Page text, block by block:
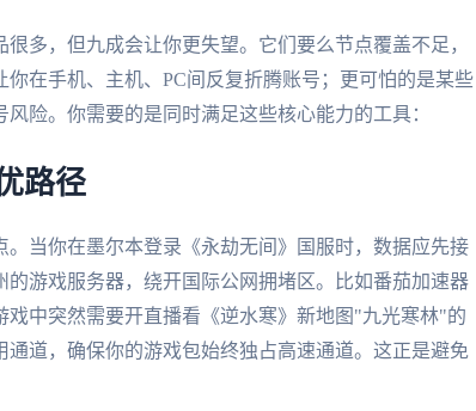
很多，但九成会让你更失望。它们要么节点覆盖不足，
在手机、主机、PC间反复折腾账号；更可怕的是某些
险。你需要的是同时满足这些核心能力的工具：
路径
当你在墨尔本登录《永劫无间》国服时，数据应先接
游戏服务器，绕开国际公网拥堵区。比如番茄加速器
中突然需要开直播看《逆水寒》新地图"九光寒林"的
道，确保你的游戏包始终独占高速通道。这正是避免